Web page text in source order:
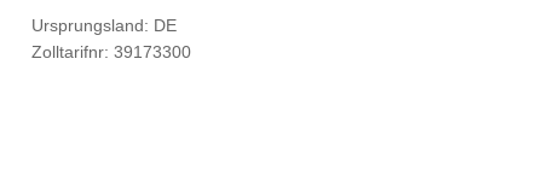
Ursprungsland: DE
Zolltarifnr: 39173300